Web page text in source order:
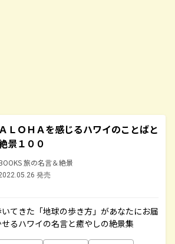
ＡＬＯＨＡを感じるハワイのことばと
景１００
旅の名言＆絶景
発売
てきた「地球の歩き方」があなたにお届
るハワイの名言と癒やしの絶景集